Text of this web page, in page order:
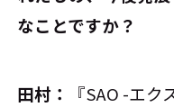
なことですか？
田村：
『SAO -エ